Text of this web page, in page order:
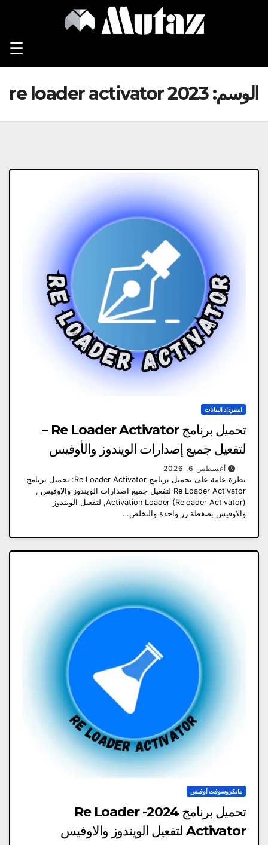
☰
الوسم:re loader activator 2023
استرداد البيانات
تحميل برنامج Re Loader Activator –
لتفعيل جميع إصدارات الويندوز والأوفيس
أغسطس 6, 2026
نظرة عامة على تحميل برنامج Re Loader Activator: تحميل برنامج
Re Loader Activator لتفعيل جميع اصدارات الويندوز والاوفيس ,
Activation Loader (Reloader Activator), لتفعيل الويندوز
والاوفيس بضغطة زر واحدة والتخلص…
مايكروسوفت أوفيس
تحميل برنامج 2024- Re Loader
Activator لتفعيل الويندوز والاوفيس